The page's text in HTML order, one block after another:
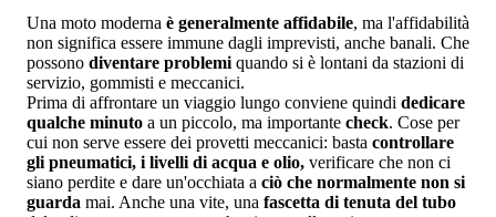
Una moto moderna è generalmente affidabile, ma l'affidabilità
non significa essere immune dagli imprevisti, anche banali. Che
possono diventare problemi quando si è lontani da stazioni di
servizio, gommisti e meccanici.
Prima di affrontare un viaggio lungo conviene quindi dedicare
qualche minuto a un piccolo, ma importante check. Cose per
cui non serve essere dei provetti meccanici: basta controllare
gli pneumatici, i livelli di acqua e olio, verificare che non ci
siano perdite e dare un'occhiata a ciò che normalmente non si
guarda mai. Anche una vite, una fascetta di tenuta del tubo